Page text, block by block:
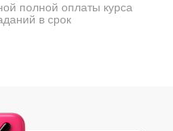
полной оплаты курса
в срок